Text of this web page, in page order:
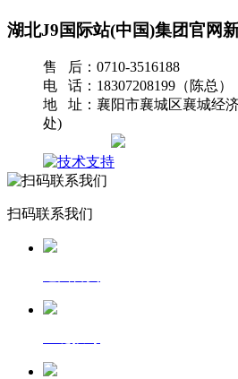
湖北J9国际站(中国)集团官网
售 后：0710-3516188
电 话：18307208199（陈总）
地 址：襄阳市襄城区襄城经
处)
扫码联系我们